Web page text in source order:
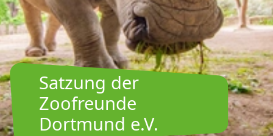
Satzung der
Zoofreunde
Dortmund e.V.